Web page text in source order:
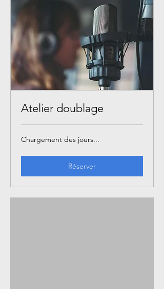
Atelier doublage
Chargement des jours...
Réserver